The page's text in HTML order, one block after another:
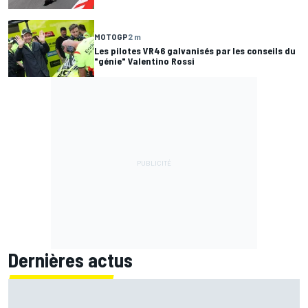
MOTOGP2 m
Les pilotes VR46 galvanisés par les conseils du
"génie" Valentino Rossi
Dernières actus